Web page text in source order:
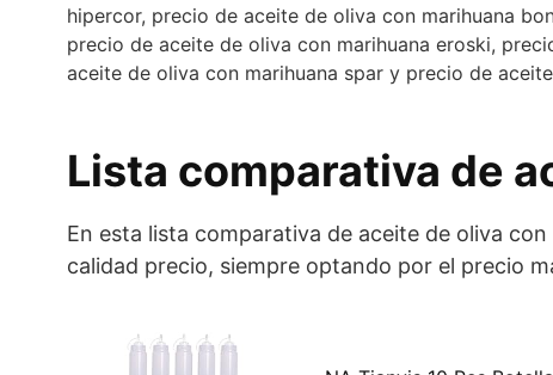
hipercor, precio de aceite de oliva con marihuana
precio de aceite de oliva con marihuana eroski,
aceite de oliva con marihuana spar y precio de
Lista comparativa de
En esta lista comparativa de aceite de oliva
calidad precio, siempre optando por el precio